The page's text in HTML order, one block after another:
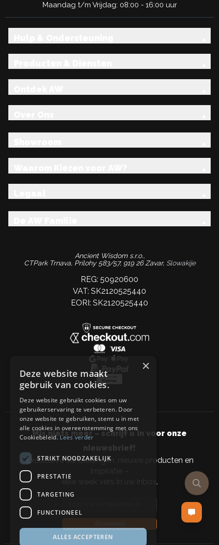
Maandag t/m Vrijdag: 08:00 - 16:00 uur
Ancient Wisdom s.r.o.,
CTPark Trnava, Prílohy 583/57, 919 26 Zavar, Slowakije
REG: 50920600
VAT: SK2120525440
EORI: SK2120525440
Mis niets meer – schrijf u in voor onze
nieuwsbrief!
Exclusieve aanbiedingen, nieuwe producten en
inspiratie –
elke week vers in uw inbox.
×
Deze website maakt
gebruik van cookies.
Deze website gebruikt cookies om uw
gebruikerservaring te verbeteren. Door
onze website te gebruiken, stemt u in met
alle cookies in overeenstemming met ons
Cookiebeleid.Lees verder
STRIKT NOODZAKELIJK
PRESTATIE
TARGETING
FUNCTIONEEL
ALLES ACCEPTEREN